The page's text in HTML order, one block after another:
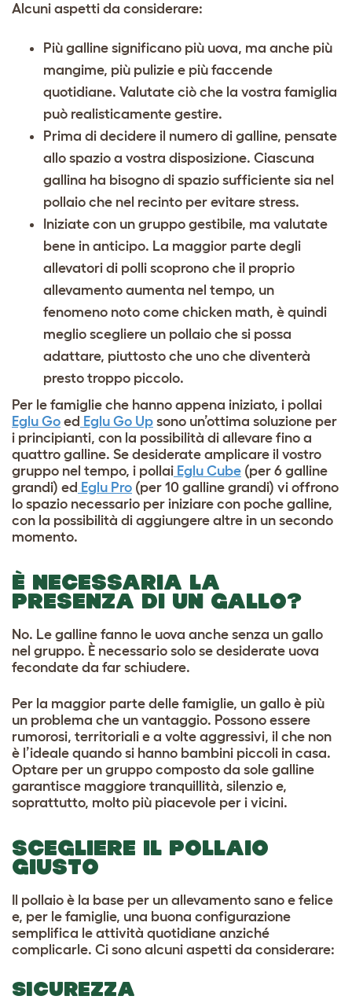
Alcuni aspetti da considerare:
Più galline significano più uova, ma anche più
mangime, più pulizie e più faccende
quotidiane. Valutate ciò che la vostra famiglia
può realisticamente gestire.
Prima di decidere il numero di galline, pensate
allo spazio a vostra disposizione. Ciascuna
gallina ha bisogno di spazio sufficiente sia nel
pollaio che nel recinto per evitare stress.
Iniziate con un gruppo gestibile, ma valutate
bene in anticipo. La maggior parte degli
allevatori di polli scoprono che il proprio
allevamento aumenta nel tempo, un
fenomeno noto come chicken math, è quindi
meglio scegliere un pollaio che si possa
adattare, piuttosto che uno che diventerà
presto troppo piccolo.
Per le famiglie che hanno appena iniziato, i pollai
Eglu Go ed Eglu Go Up sono un’ottima soluzione per
i principianti, con la possibilità di allevare fino a
quattro galline. Se desiderate amplicare il vostro
gruppo nel tempo, i pollai Eglu Cube (per 6 galline
grandi) ed Eglu Pro (per 10 galline grandi) vi offrono
lo spazio necessario per iniziare con poche galline,
con la possibilità di aggiungere altre in un secondo
momento.
È NECESSARIA LA
PRESENZA DI UN GALLO?
No. Le galline fanno le uova anche senza un gallo
nel gruppo. È necessario solo se desiderate uova
fecondate da far schiudere.
Per la maggior parte delle famiglie, un gallo è più
un problema che un vantaggio. Possono essere
rumorosi, territoriali e a volte aggressivi, il che non
è l’ideale quando si hanno bambini piccoli in casa.
Optare per un gruppo composto da sole galline
garantisce maggiore tranquillità, silenzio e,
soprattutto, molto più piacevole per i vicini.
SCEGLIERE IL POLLAIO
GIUSTO
Il pollaio è la base per un allevamento sano e felice
e, per le famiglie, una buona configurazione
semplifica le attività quotidiane anziché
complicarle. Ci sono alcuni aspetti da considerare:
SICUREZZA